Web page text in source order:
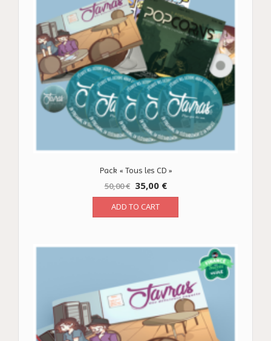
Pack « Tous les CD »
50,00€ 35,00 €
ADD TO CART